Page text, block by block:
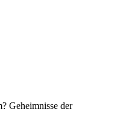
Geheimnisse der